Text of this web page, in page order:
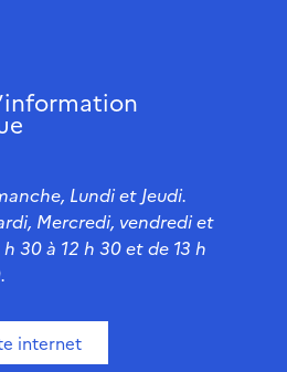
Lundi et Jeudi.
Mercredi, vendredi et
30 à 12 h 30 et de 13 h
internet